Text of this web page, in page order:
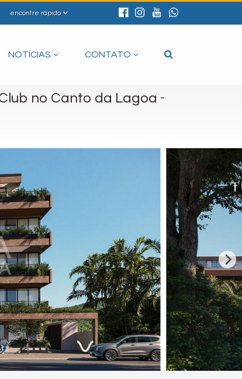
encontre rápido
NOTÍCIAS CONTATO
no Canto da Lagoa -